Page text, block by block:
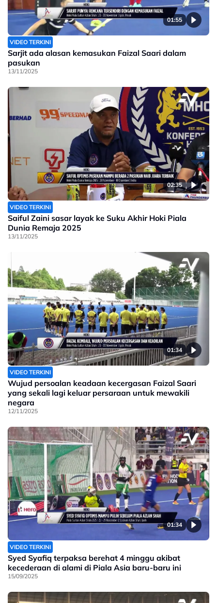
01:55
VIDEO TERKINI
Sarjit ada alasan kemasukan Faizal Saari dalam
pasukan
13/11/2025
02:35
VIDEO TERKINI
Saiful Zaini sasar layak ke Suku Akhir Hoki Piala
Dunia Remaja 2025
13/11/2025
01:34
VIDEO TERKINI
Wujud persoalan keadaan kecergasan Faizal Saari
yang sekali lagi keluar persaraan untuk mewakili
negara
12/11/2025
01:34
VIDEO TERKINI
Syed Syafiq terpaksa berehat 4 minggu akibat
kecederaan di alami di Piala Asia baru-baru ini
15/09/2025